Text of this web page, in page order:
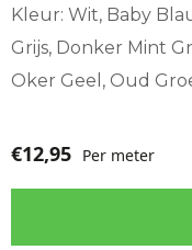
Kleur: Wit, Baby
Grijs, Donker Mint
Oker Geel, Oud
€12,95 Per meter
worden
op
productpagina